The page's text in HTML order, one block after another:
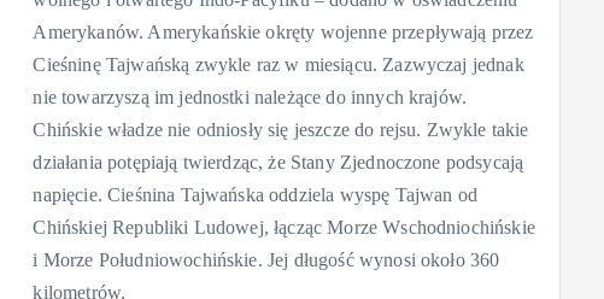
Amerykanów. Amerykańskie okręty wojenne przepływają przez
Cieśninę Tajwańską zwykle raz w miesiącu. Zazwyczaj jednak
nie towarzyszą im jednostki należące do innych krajów.
Chińskie władze nie odniosły się jeszcze do rejsu. Zwykle takie
działania potępiają twierdząc, że Stany Zjednoczone podsycają
napięcie. Cieśnina Tajwańska oddziela wyspę Tajwan od
Chińskiej Republiki Ludowej, łącząc Morze Wschodniochińskie
i Morze Południowochińskie. Jej długość wynosi około 360
kilometrów.